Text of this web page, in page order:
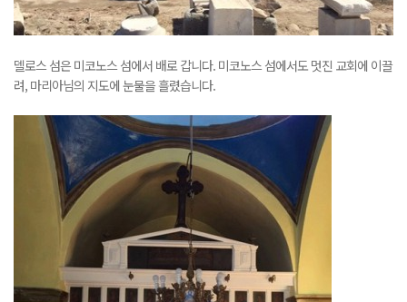
델로스 섬은 미코노스 섬에서 배로 갑니다. 미코노스 섬에서도 멋진 교회에 이끌
려, 마리아님의 지도에 눈물을 흘렸습니다.